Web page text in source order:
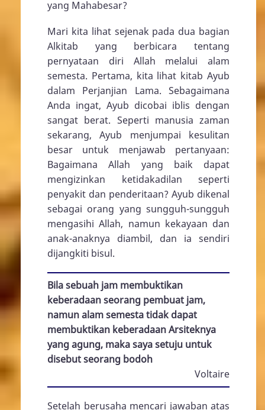
yang Mahabesar?
Mari kita lihat sejenak pada dua bagian
Alkitab yang berbicara tentang
pernyataan diri Allah melalui alam
semesta. Pertama, kita lihat kitab Ayub
dalam Perjanjian Lama. Sebagaimana
Anda ingat, Ayub dicobai iblis dengan
sangat berat. Seperti manusia zaman
sekarang, Ayub menjumpai kesulitan
besar untuk menjawab pertanyaan:
Bagaimana Allah yang baik dapat
mengizinkan ketidakadilan seperti
penyakit dan penderitaan? Ayub dikenal
sebagai orang yang sungguh-sungguh
mengasihi Allah, namun kekayaan dan
anak-anaknya diambil, dan ia sendiri
dijangkiti bisul.
Bila sebuah jam membuktikan
keberadaan seorang pembuat jam,
namun alam semesta tidak dapat
membuktikan keberadaan Arsiteknya
yang agung, maka saya setuju untuk
disebut seorang bodoh
Voltaire
Setelah berusaha mencari jawaban atas